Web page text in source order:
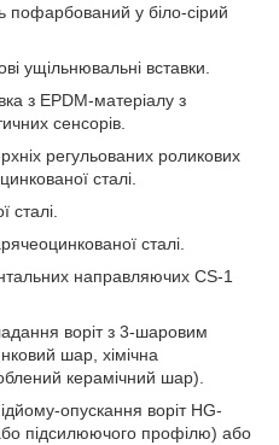
пофарбований у біло-сірий
ущільнювальні вставки.
з EPDM-матеріалу з
сенсорів.
регульованих роликових
сталі.
сталі.
сталі.
направляючих CS-1
воріт з 3-шаровим
шар, хімічна
керамічний шар).
опускання воріт HG-
підсилюючого профілю) або